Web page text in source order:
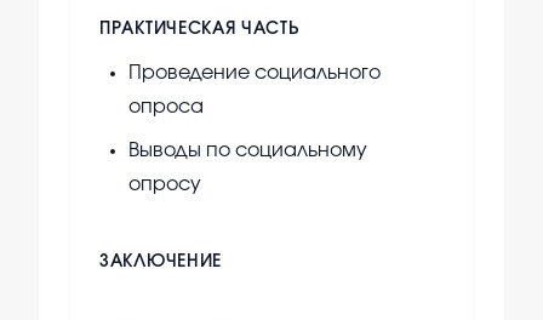
ПРАКТИЧЕСКАЯ ЧАСТЬ
Проведение социального
опроса
Выводы по социальному
опросу
ЗАКЛЮЧЕНИЕ